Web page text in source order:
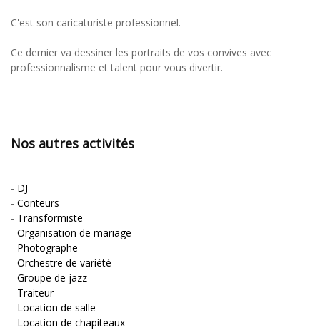
C'est son caricaturiste professionnel.
Ce dernier va dessiner les portraits de vos convives avec
professionnalisme et talent pour vous divertir.
Nos autres activités
- DJ
- Conteurs
- Transformiste
- Organisation de mariage
- Photographe
- Orchestre de variété
- Groupe de jazz
- Traiteur
- Location de salle
- Location de chapiteaux